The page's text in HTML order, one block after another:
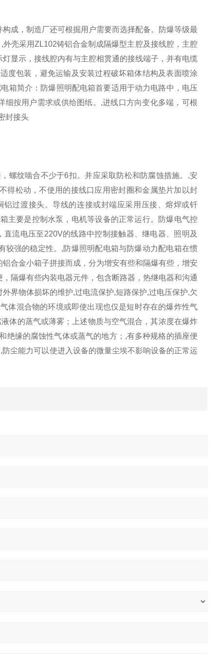
成，制造厂还可根掘用户需要而选择配备。防爆等级最
壳采用ZL102铸铝合金制成隔爆型主腔及接线腔，主腔
显示，接线腔内有与主腔相贯通的接线端子，并有电缆
度包装，避免运输及安装过程破坏箱体结构及表面喷涂
箱简介：防爆照明配电箱首要适用于动力电路中，电压
按用户需求或供给图纸。,进线口方向变化多端，可根
封接头
螺纹啮合不少于6扣。并应采取防松和防腐蚀措施。,安
得松动，不使用的接线口应用密封圈和金属垫片加以封
过渡接头。导线的连接或封端应采用压接、熔焊或钎
主要是控制水泵，电机等设备的正常运行。防爆电气控
流电压至220V的线路中控制接触器、继电器、照明及
较强的稳定性。,防爆照明配电箱与防爆动力配电箱在惯
合金小箱子拼接而成，分为增安有些和隔爆有些，增安
隔爆有些内装电器元件，包含断路器，热继电器和沟通
界物体损坏的维护,过电流保护,短路保护,过电压保护,欠
体混合物的环境或即使出现也仅是短时存在的爆炸性气
体的蒸气或薄雾；上述物质与空气混合，其浓度在爆炸
绝缘的腐蚀性气体或蒸气的地方；,有多种规格的插座便
尘能力可以使进入设备的微量尘埃不影响设备的正常运